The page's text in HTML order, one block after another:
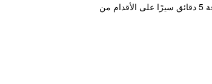
يقع هذا الفندق المصنف 5 نجوم في قلب المدينة، في ميدان الحرية، كما تقع مناطق التسوق والترفيه والأعمال الرئيسية في باكو ضمن مسافة 5 دقائق سيرًا على الأقدام من